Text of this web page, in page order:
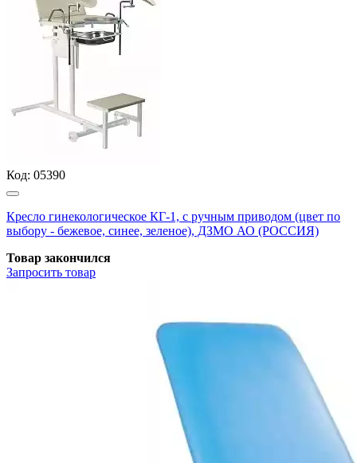
Код: 05390
Кресло гинекологическое КГ-1, с ручным приводом (цвет по
выбору - бежевое, синее, зеленое), ДЗМО АО (РОССИЯ)
Товар закончился
Запросить товар